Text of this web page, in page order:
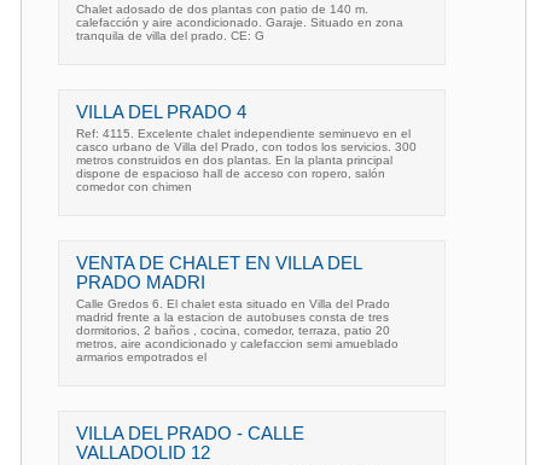
Chalet adosado de dos plantas con patio de 140 m.
calefacción y aire acondicionado. Garaje. Situado en zona
tranquila de villa del prado. CE: G
VILLA DEL PRADO 4
Ref: 4115. Excelente chalet independiente seminuevo en el
casco urbano de Villa del Prado, con todos los servicios. 300
metros construidos en dos plantas. En la planta principal
dispone de espacioso hall de acceso con ropero, salón
comedor con chimen
VENTA DE CHALET EN VILLA DEL
PRADO MADRI
Calle Gredos 6. El chalet esta situado en Villa del Prado
madrid frente a la estacion de autobuses consta de tres
dormitorios, 2 baños , cocina, comedor, terraza, patio 20
metros, aire acondicionado y calefaccion semi amueblado
armarios empotrados el
VILLA DEL PRADO - CALLE
VALLADOLID 12